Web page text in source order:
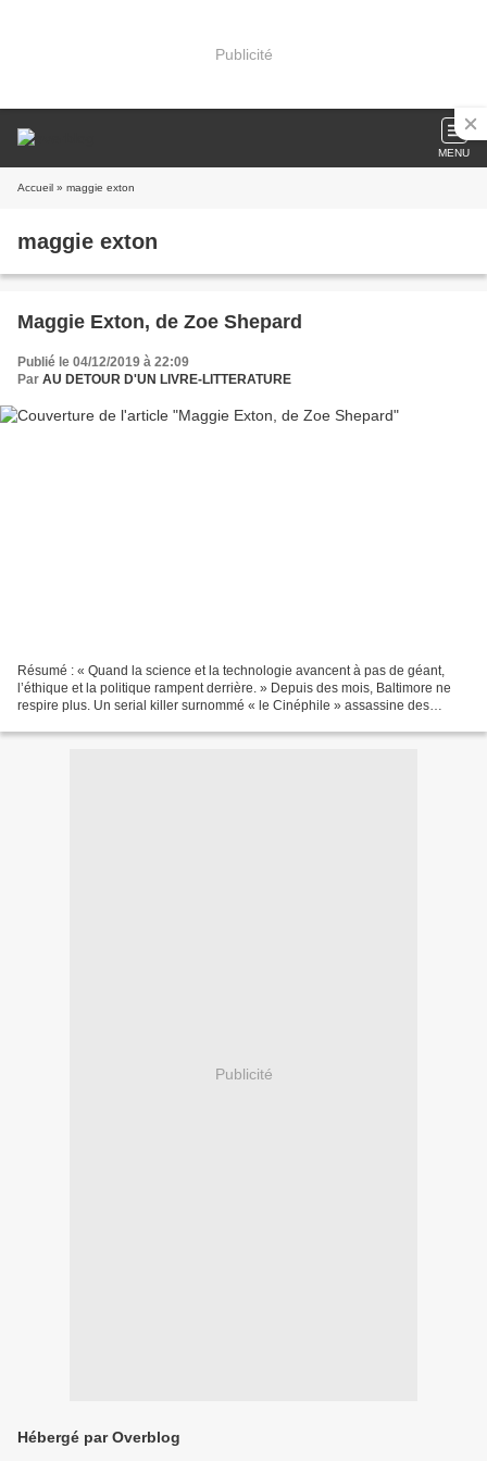
Publicité
MENU
Accueil » maggie exton
maggie exton
Maggie Exton, de Zoe Shepard
Publié le 04/12/2019 à 22:09
Par AU DETOUR D'UN LIVRE-LITTERATURE
Résumé : « Quand la science et la technologie avancent à pas de géant,
l’éthique et la politique rampent derrière. » Depuis des mois, Baltimore ne
respire plus. Un serial killer surnommé « le Cinéphile » assassine des
Publicité
Hébergé par Overblog